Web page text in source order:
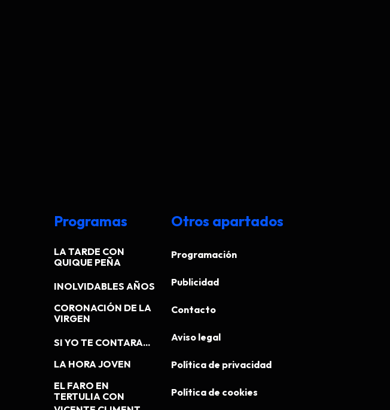
Programas
LA TARDE CON
QUIQUE PEÑA
INOLVIDABLES AÑOS
CORONACIÓN DE LA
VIRGEN
SI YO TE CONTARA...
LA HORA JOVEN
EL FARO EN
TERTULIA CON
Otros apartados
Programación
Publicidad
Contacto
Aviso legal
Política de privacidad
Política de cookies